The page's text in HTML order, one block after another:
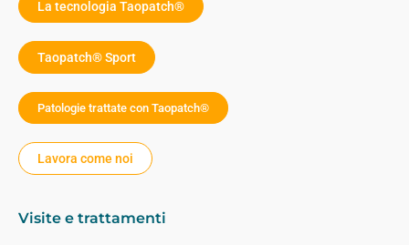
La tecnologia Taopatch®
Taopatch® Sport
Patologie trattate con Taopatch®
Lavora come noi
Visite e trattamenti